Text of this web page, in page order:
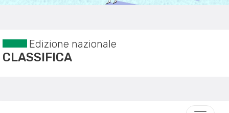
Edizione nazionale
CLASSIFICA